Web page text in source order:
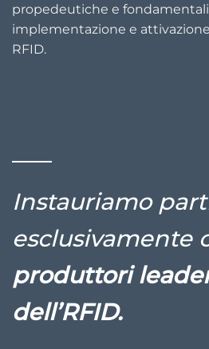
propedeutiche e
implementazione e
RFID.
Instauriamo
esclusivamente
produttori
dell’RFID.